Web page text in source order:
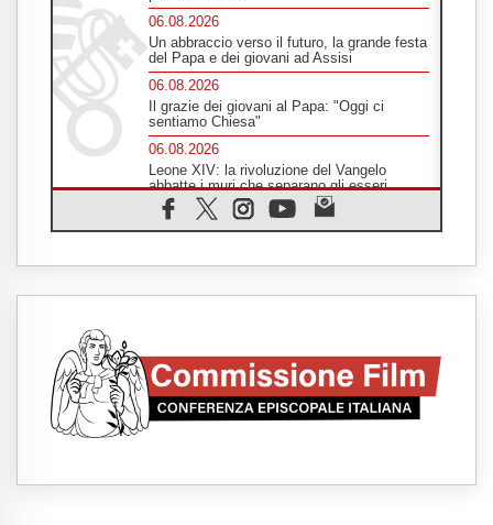
06.08.2026
Un abbraccio verso il futuro, la grande festa
del Papa e dei giovani ad Assisi
06.08.2026
Il grazie dei giovani al Papa: "Oggi ci
sentiamo Chiesa"
06.08.2026
Leone XIV: la rivoluzione del Vangelo
abbatte i muri che separano gli esseri
umani
06.08.2026
Francesco per imparare il Vangelo della
06.08.2026
Il Papa con i giovani ad Assisi: costruire la
civiltà dell'amore non delle contrapposizioni